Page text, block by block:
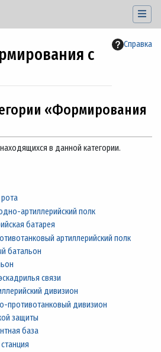
Справка
с
«Формирования
в данной категории.
артиллерийский полк
батарея
артиллерийский полк
батальон
связи
дивизион
противотанковый дивизион
защиты
база